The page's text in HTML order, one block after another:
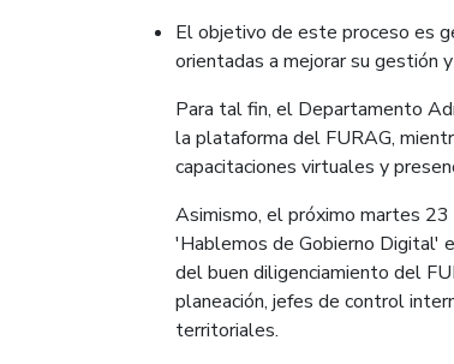
El objetivo de este proceso es
orientadas a mejorar su gestión
Para tal fin, el Departamento
la plataforma del FURAG,
capacitaciones virtuales y
Asimismo, el próximo martes 23
'Hablemos de Gobierno Digital'
del buen diligenciamiento del
planeación, jefes de control
territoriales.